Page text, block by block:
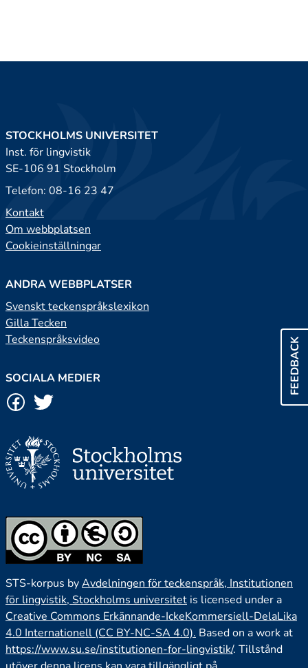
FEEDBACK
STOCKHOLMS UNIVERSITET
Inst. för lingvistik
SE-106 91 Stockholm
Telefon: 08-16 23 47
Kontakt
Om webbplatsen
Cookieinställningar
ANDRA WEBBPLATSER
Svenskt teckenspråkslexikon
Gilla Tecken
Teckenspråksvideo
SOCIALA MEDIER
STS-korpus byAvdelningen för teckenspråk, Institutionen
för lingvistik, Stockholms universitet is licensed under a
Creative Commons Erkännande-IckeKommersiell-DelaLika
4.0 Internationell (CC BY-NC-SA 4.0). Based on a work at
https://www.su.se/institutionen-for-lingvistik/. Tillstånd